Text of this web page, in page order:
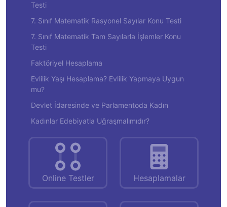
Testi
7. Sınıf Matematik Rasyonel Sayılar Konu Testi
7. Sınıf Matematik Tam Sayılarla İşlemler Konu
Testi
Faktöriyel Hesaplama
Evlilik Yaşı Hesaplama? Evlilik Yapmaya Uygun
mu?
Devlet İdaresinde ve Parlamentoda Kadın
Kadınlar Edebiyatla Uğraşmalımıdır?
Online Testler Hesaplamalar